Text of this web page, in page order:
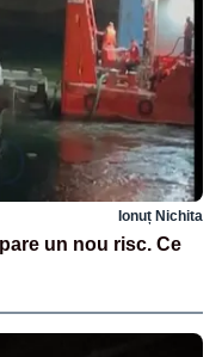
Ionuț Nichita
un nou risc. Ce